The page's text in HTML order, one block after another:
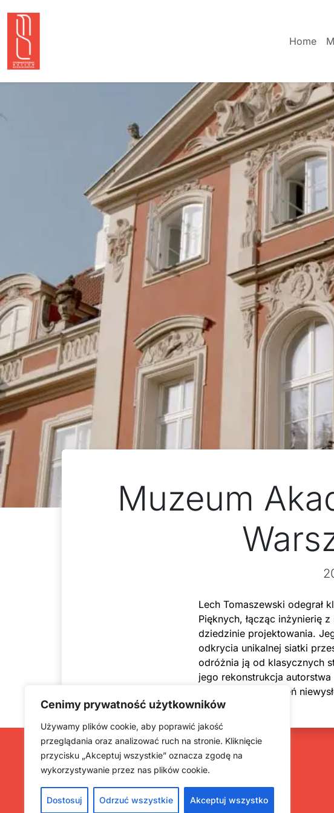
Cenimy prywatność użytkowników
Używamy plików cookie, aby poprawić jakość
przeglądania oraz analizować ruch na stronie. Kliknięcie
przycisku „Akceptuj wszystkie” oznacza zgodę na
wykorzystywanie przez nas plików cookie.
Dostosuj Odrzuć wszystkie Akceptuj wszystko
Home
Muzeum
Lech Tomaszewski odegrał
Pięknych, łącząc inżynierię
dziedzinie projektowania.
odkrycia unikalnej siatki
odróżnia ją od klasycznych
jego rekonstrukcja
wystawie „Przestrzeń